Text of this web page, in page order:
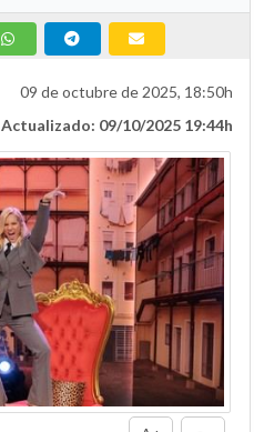
09 de octubre de 2025, 18:50h
Actualizado: 09/10/2025 19:44h